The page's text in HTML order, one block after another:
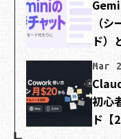
（
ド）
説
Mar
初心
ド【